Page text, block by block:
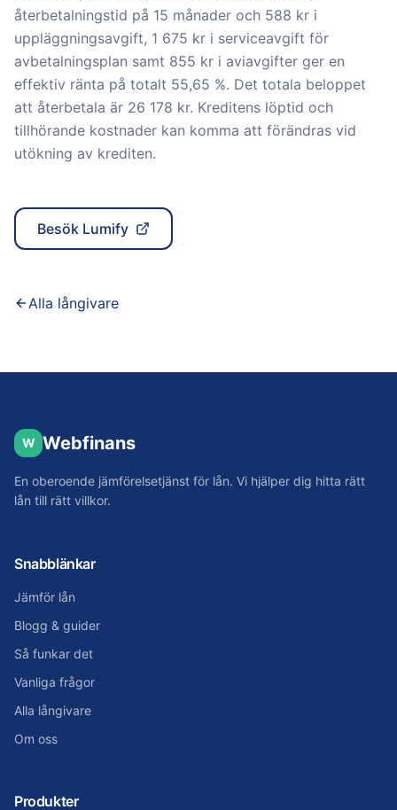
återbetalningstid på 15 månader och 588 kr i
uppläggningsavgift, 1 675 kr i serviceavgift för
avbetalningsplan samt 855 kr i aviavgifter ger en
effektiv ränta på totalt 55,65 %. Det totala beloppet
att återbetala är 26 178 kr. Kreditens löptid och
tillhörande kostnader kan komma att förändras vid
utökning av krediten.
Besök Lumify
Alla långivare
W Webfinans
En oberoende jämförelsetjänst för lån. Vi hjälper dig hitta rätt
lån till rätt villkor.
Snabblänkar
Jämför lån
Blogg & guider
Så funkar det
Vanliga frågor
Alla långivare
Om oss
Produkter